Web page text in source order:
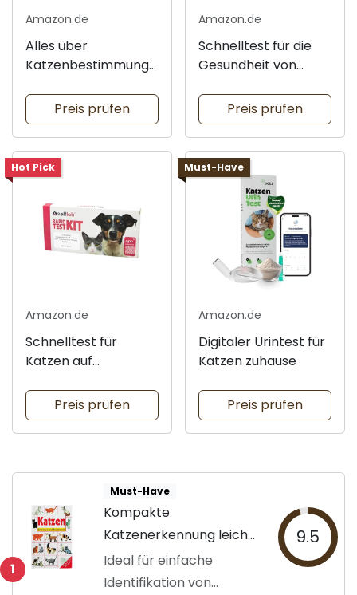
Amazon.de
Alles über
Katzenbestimmung
Preis prüfen
Amazon.de
Schnelltest für die
Gesundheit von
Preis prüfen
Hot Pick
Amazon.de
Schnelltest für
Katzen auf
Preis prüfen
Must-Have
Amazon.de
Digitaler Urintest für
Katzen zuhause
Preis prüfen
1
Must-Have
Kompakte
Katzenerkennung leicht
gemacht
Ideal für einfache
Identifikation von
9.5